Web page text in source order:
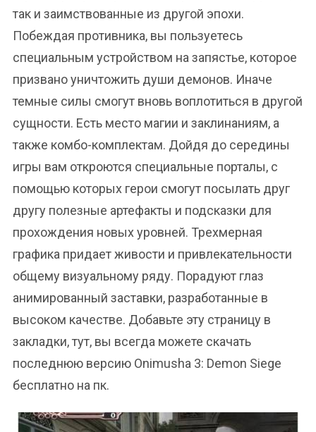
так и заимствованные из другой эпохи.
Побеждая противника, вы пользуетесь
специальным устройством на запястье, которое
призвано уничтожить души демонов. Иначе
темные силы смогут вновь воплотиться в другой
сущности. Есть место магии и заклинаниям, а
также комбо-комплектам. Дойдя до середины
игры вам откроются специальные порталы, с
помощью которых герои смогут посылать друг
другу полезные артефакты и подсказки для
прохождения новых уровней. Трехмерная
графика придает живости и привлекательности
общему визуальному ряду. Порадуют глаз
анимированный заставки, разработанные в
высоком качестве. Добавьте эту страницу в
закладки, тут, вы всегда можете скачать
последнюю версию Onimusha 3: Demon Siege
бесплатно на пк.